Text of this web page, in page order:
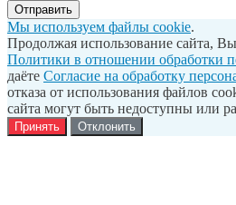
Отправить
Мы используем файлы cookie.
Продолжая использование сайта,
Политики в отношении обработки
даёте Согласие на обработку
отказа от использования файлов
сайта могут быть недоступны или
Принять Отклонить